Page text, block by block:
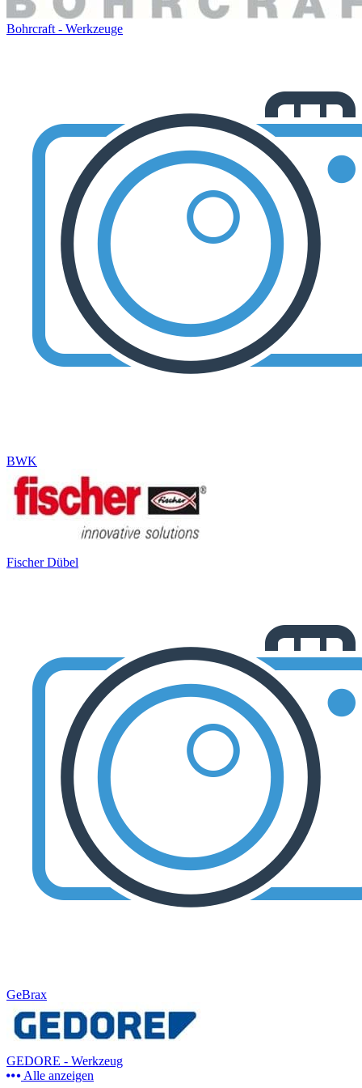
Bohrcraft - Werkzeuge
BWK
Fischer Dübel
GeBrax
GEDORE - Werkzeug
Alle anzeigen